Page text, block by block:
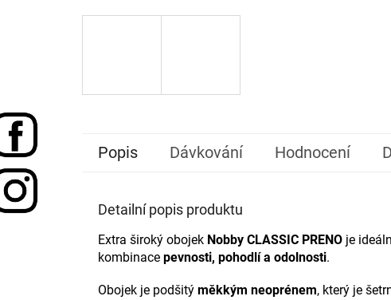
Popis Dávkování Hodnocení
Detailní popis produktu
Extra široký obojek Nobby CLASSIC PRENO je
kombinace pevnosti, pohodlí a odolnosti.
Obojek je podšitý měkkým neoprénem, který je